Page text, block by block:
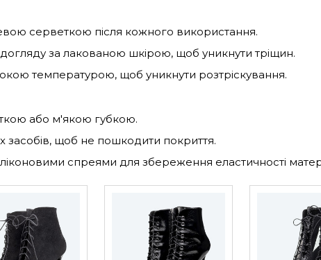
серветкою після кожного використання.
за лакованою шкірою, щоб уникнути тріщин.
температурою, щоб уникнути розтріскування.
або м'якою губкою.
засобів, щоб не пошкодити покриття.
спреями для збереження еластичності